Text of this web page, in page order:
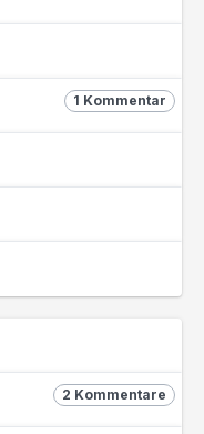
1 Kommentar
2 Kommentare